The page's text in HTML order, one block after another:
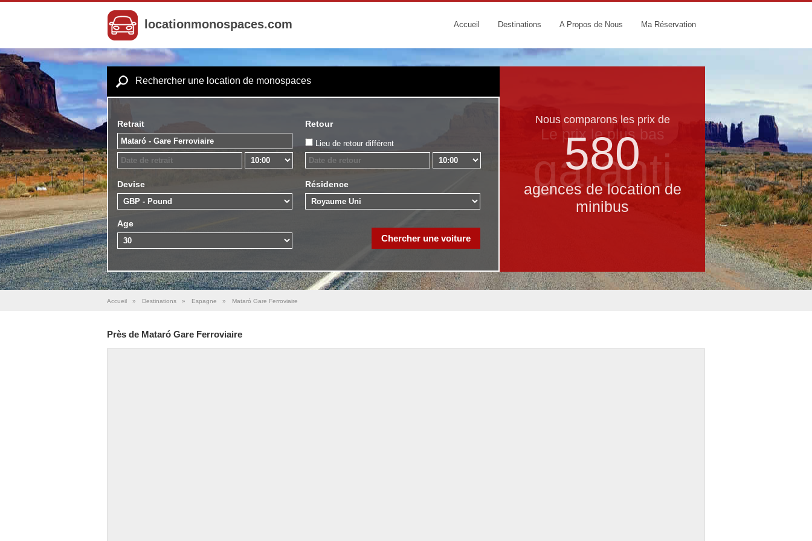
locationmonospaces.com Accueil Destinations A Propos de Nous Ma Réservation
Rechercher une location de monospaces
Retrait Retour
Lieu de retour différent
Devise Résidence
Age
Nous comparons les prix de
580
agences de location de
minibus
Le prix le​ plus bas
garanti
Accueil » Destinations » Espagne » Mataró Gare Ferroviaire
Près de Mataró Gare Ferroviaire